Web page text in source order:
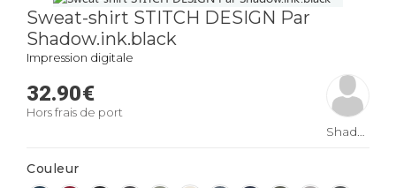
Sweat-shirt STITCH DESIGN Par
Shadow.ink.black
Impression digitale
32.90€
Hors frais de port
Shadow.ink.black
Couleur